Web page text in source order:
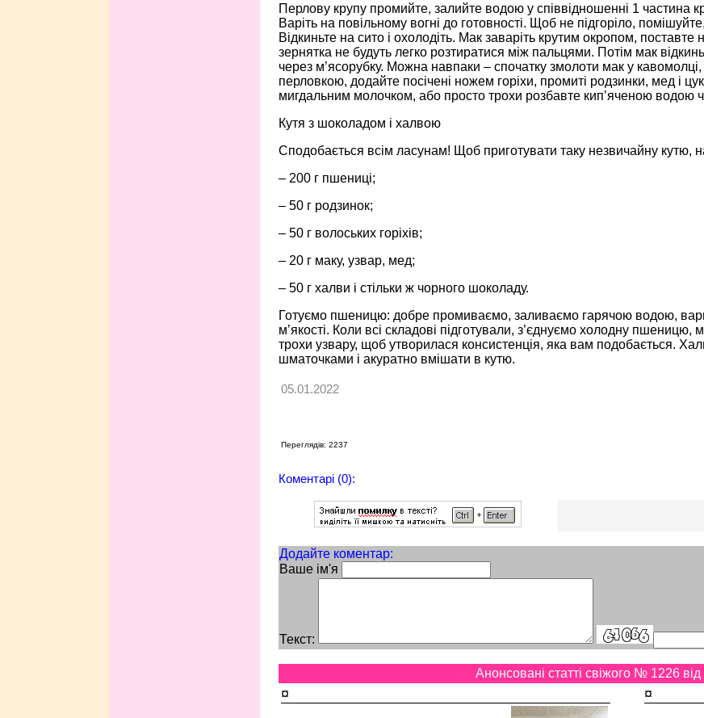
Перлову крупу промийте, залийте водою у співвідношенні 1 частина
Варіть на повільному вогні до готовності. Щоб не підгоріло,
Відкиньте на сито і охолодіть. Мак заваріть крутим окропом, поставте
зернятка не будуть легко розтиратися між пальцями. Потім мак
через м’ясорубку. Можна навпаки – спочатку змолоти мак у
перловкою, додайте посічені ножем горіхи, промиті родзинки, мед і
мигдальним молочком, або просто трохи розбавте кип’яченою водою
Кутя з шоколадом і халвою
Сподобається всім ласунам! Щоб приготувати таку незвичайну кутю,
– 200 г пшениці;
– 50 г родзинок;
– 50 г волоських горіхів;
– 20 г маку, узвар, мед;
– 50 г халви і стільки ж чорного шоколаду.
Готуємо пшеницю: добре промиваємо, заливаємо гарячою водою,
м’якості. Коли всі складові підготували, з’єднуємо холодну
трохи узвару, щоб утворилася консистенція, яка вам подобається.
шматочками і акуратно вмішати в кутю.
05.01.2022
Переглядів: 2237
Коментарі (0):
Додайте коментар:
Ваше ім'я
Текст:
Анонсовані статті свіжого № 1226
¤ ¤